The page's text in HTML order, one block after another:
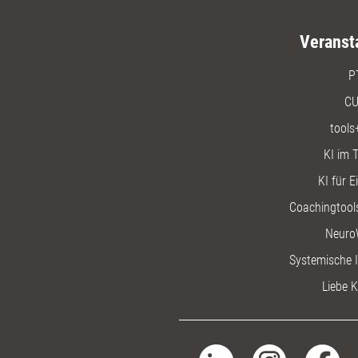
KI im
KI für
Systemische
Liebe